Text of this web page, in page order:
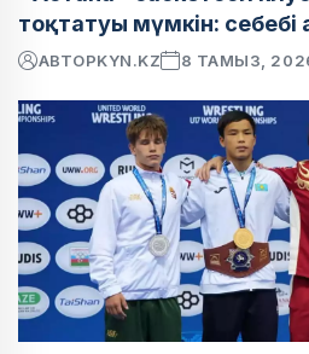
тоқтатуы мүмкін:
АВТОРKYN.KZ 8 ТАМЫЗ,